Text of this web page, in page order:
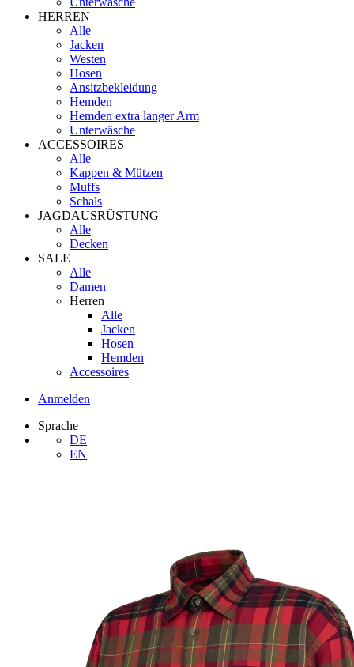
HERREN
Alle
Jacken
Westen
Hosen
Ansitzbekleidung
Hemden
Hemden extra langer Arm
Unterwäsche
ACCESSOIRES
Alle
Kappen & Mützen
Muffs
Schals
JAGDAUSRÜSTUNG
Alle
Decken
SALE
Alle
Damen
Herren
Alle
Jacken
Hosen
Hemden
Accessoires
Anmelden
Sprache
DE
EN